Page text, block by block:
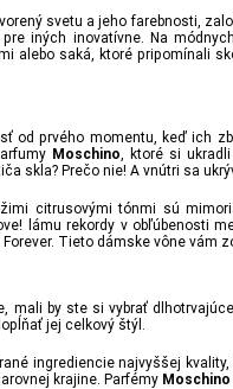
svetu a jeho farebnosti,
pre iných inovatívne. Na
alebo saká, ktoré pripomínali
od prvého momentu, keď ich
Moschino
, ktoré si
skla? Prečo nie! A vnútri sa
citrusovými tónmi sú
lámu rekordy v obľúbenosti
Forever. Tieto dámske vône vám
mali by ste si vybrať
jej celkový štýl.
ingrediencie najvyššej
krajine. Parfémy Moschino